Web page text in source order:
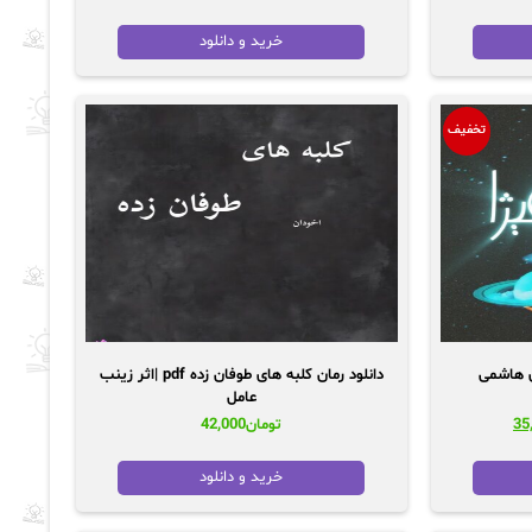
تومان45,000
بود.
خرید و دانلود
تخفیف
قیمت
دانلود رمان کلبه های طوفان زده pdf |اثر زینب
عامل
تومان42,000
خرید و دانلود